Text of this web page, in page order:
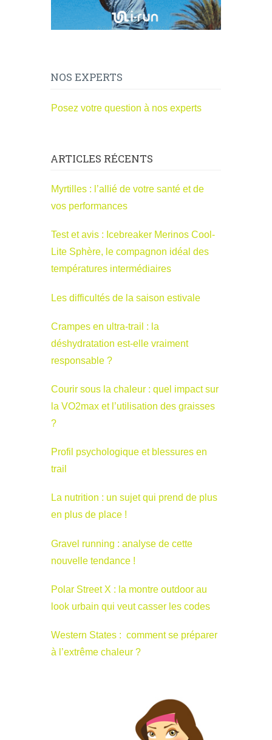
NOS EXPERTS
Posez votre question à nos experts
ARTICLES RÉCENTS
Myrtilles : l’allié de votre santé et de
vos performances
Test et avis : Icebreaker Merinos Cool-
Lite Sphère, le compagnon idéal des
températures intermédiaires
Les difficultés de la saison estivale
Crampes en ultra-trail : la
déshydratation est-elle vraiment
responsable ?
Courir sous la chaleur : quel impact sur
la VO2max et l’utilisation des graisses
?
Profil psychologique et blessures en
trail
La nutrition : un sujet qui prend de plus
en plus de place !
Gravel running : analyse de cette
nouvelle tendance !
Polar Street X : la montre outdoor au
look urbain qui veut casser les codes
Western States : comment se préparer
à l’extrême chaleur ?